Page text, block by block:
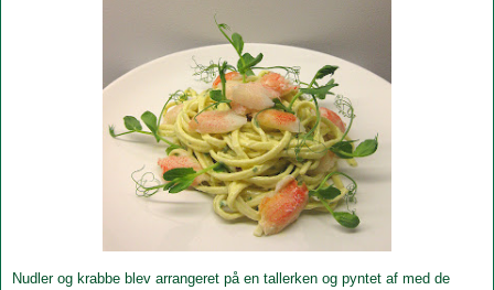
Nudler og krabbe blev arrangeret på en tallerken og pyntet af med de